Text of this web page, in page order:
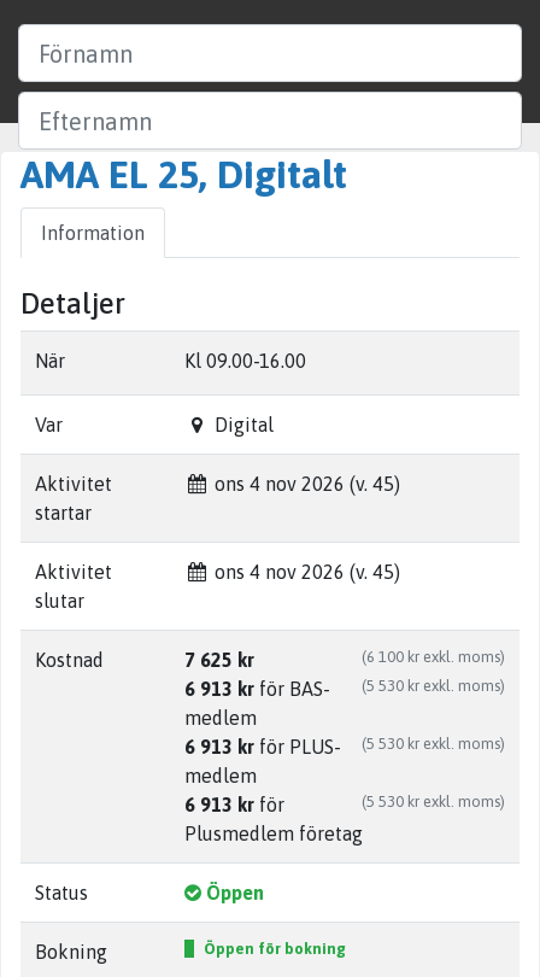
Företag
Ort
AMA EL 25, Digitalt
Information
Detaljer
När Kl 09.00-16.00
Var Digital
Aktivitet
startar
ons 4 nov 2026 (v. 45)
Aktivitet
slutar
ons 4 nov 2026 (v. 45)
Kostnad 7 625 kr (6 100 kr exkl. moms)
6 913 kr (5 530 kr exkl. moms)
för BAS-
medlem
6 913 kr
(5 530 kr exkl. moms)
för PLUS-
medlem
6 913 kr
(5 530 kr exkl. moms)
för
Plusmedlem företag
Status Öppen
Bokning Öppen för bokning